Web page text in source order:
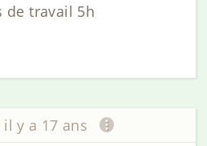
de travail 5h
il y a 17 ans